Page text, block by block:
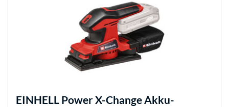
EINHELL Power X-Change Akku-